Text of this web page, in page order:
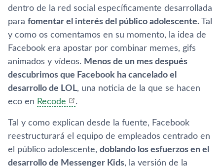
dentro de la red social específicamente desarrollada
para fomentar el interés del público adolescente. Tal
y como os comentamos en su momento, la idea de
Facebook era apostar por combinar memes, gifs
animados y vídeos. Menos de un mes después
descubrimos que Facebook ha cancelado el
desarrollo de LOL, una noticia de la que se hacen
eco en Recode .
Tal y como explican desde la fuente, Facebook
reestructurará el equipo de empleados centrado en
el público adolescente, doblando los esfuerzos en el
desarrollo de Messenger Kids, la versión de la